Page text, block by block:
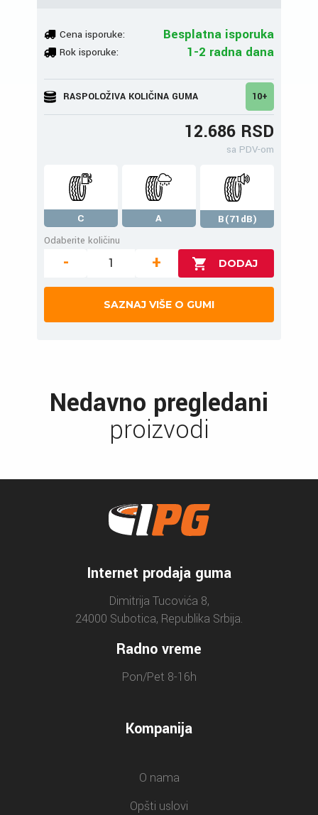
Cena isporuke: Besplatna isporuka
Rok isporuke: 1-2 radna dana
RASPOLOŽIVA KOLIČINA GUMA 10+
12.686 RSD
sa PDV-om
C A
B(71dB)
Odaberite količinu
- +
SAZNAJ VIŠE O GUMI
Nedavno pregledani
proizvodi
Internet prodaja guma
Dimitrija Tucovića 8,
24000 Subotica, Republika Srbija.
Radno vreme
Pon/Pet 8-16h
Kompanija
O nama
Opšti uslovi